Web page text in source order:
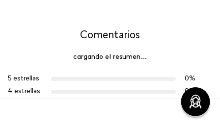
Comentarios
cargando el resumen…
5 estrellas
0%
4 estrellas
0%
0%
0%